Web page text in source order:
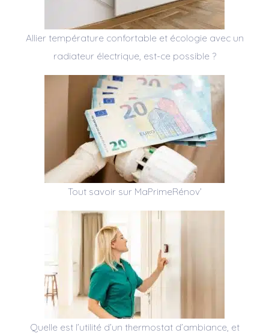
Allier température confortable et écologie avec un
radiateur électrique, est-ce possible ?
Tout savoir sur MaPrimeRénov’
Quelle est l’utilité d’un thermostat d’ambiance, et